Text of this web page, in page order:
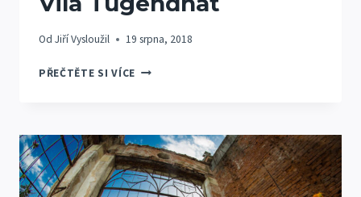
Od Jiří Vysloužil 19 srpna, 2018
PŘEČTĚTE SI VÍCESVATBA
VILA
TUGENDHAT